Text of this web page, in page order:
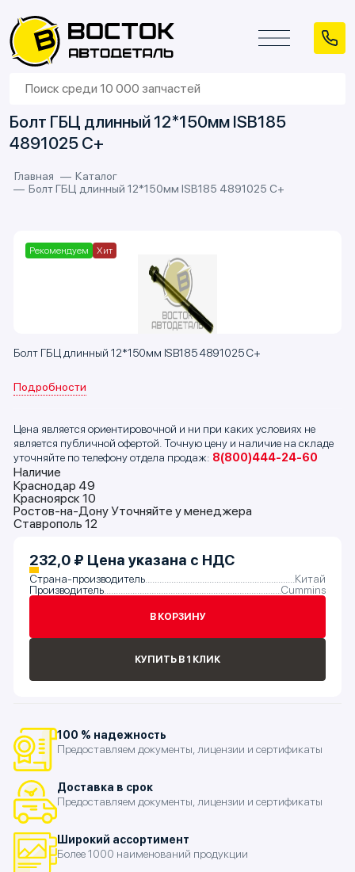
Болт ГБЦ длинный 12*150мм ISB185
4891025 C+
Главная
Каталог
Болт ГБЦ длинный 12*150мм ISB185 4891025 C+
Рекомендуем Хит
Болт ГБЦ длинный 12*150мм ISB185 4891025 C+
Подробности
Цена является ориентировочной и ни при каких условиях не
является публичной офертой. Точную цену и наличие на складе
уточняйте по телефону отдела продаж: 8(800)444-24-60
Наличие
Краснодар 49
Красноярск 10
Ростов-на-ДонуУточняйте у менеджера
Ставрополь 12
232,0 ₽ Цена указана с НДС
Страна-производитель
Китай
Производитель
Cummins
В КОРЗИНУ
КУПИТЬ В 1 КЛИК
100 % надежность
Предоставляем документы, лицензии и сертификаты
Доставка в срок
Предоставляем документы, лицензии и сертификаты
Широкий ассортимент
Более 1000 наименований продукции